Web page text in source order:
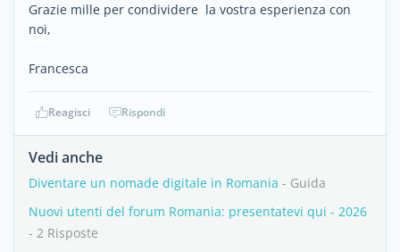
Grazie mille per condividere la vostra esperienza con
noi,
Francesca
Reagisci Rispondi
Vedi anche
Diventare un nomade digitale in Romania - Guida
Nuovi utenti del forum Romania: presentatevi qui - 2026
- 2 Risposte